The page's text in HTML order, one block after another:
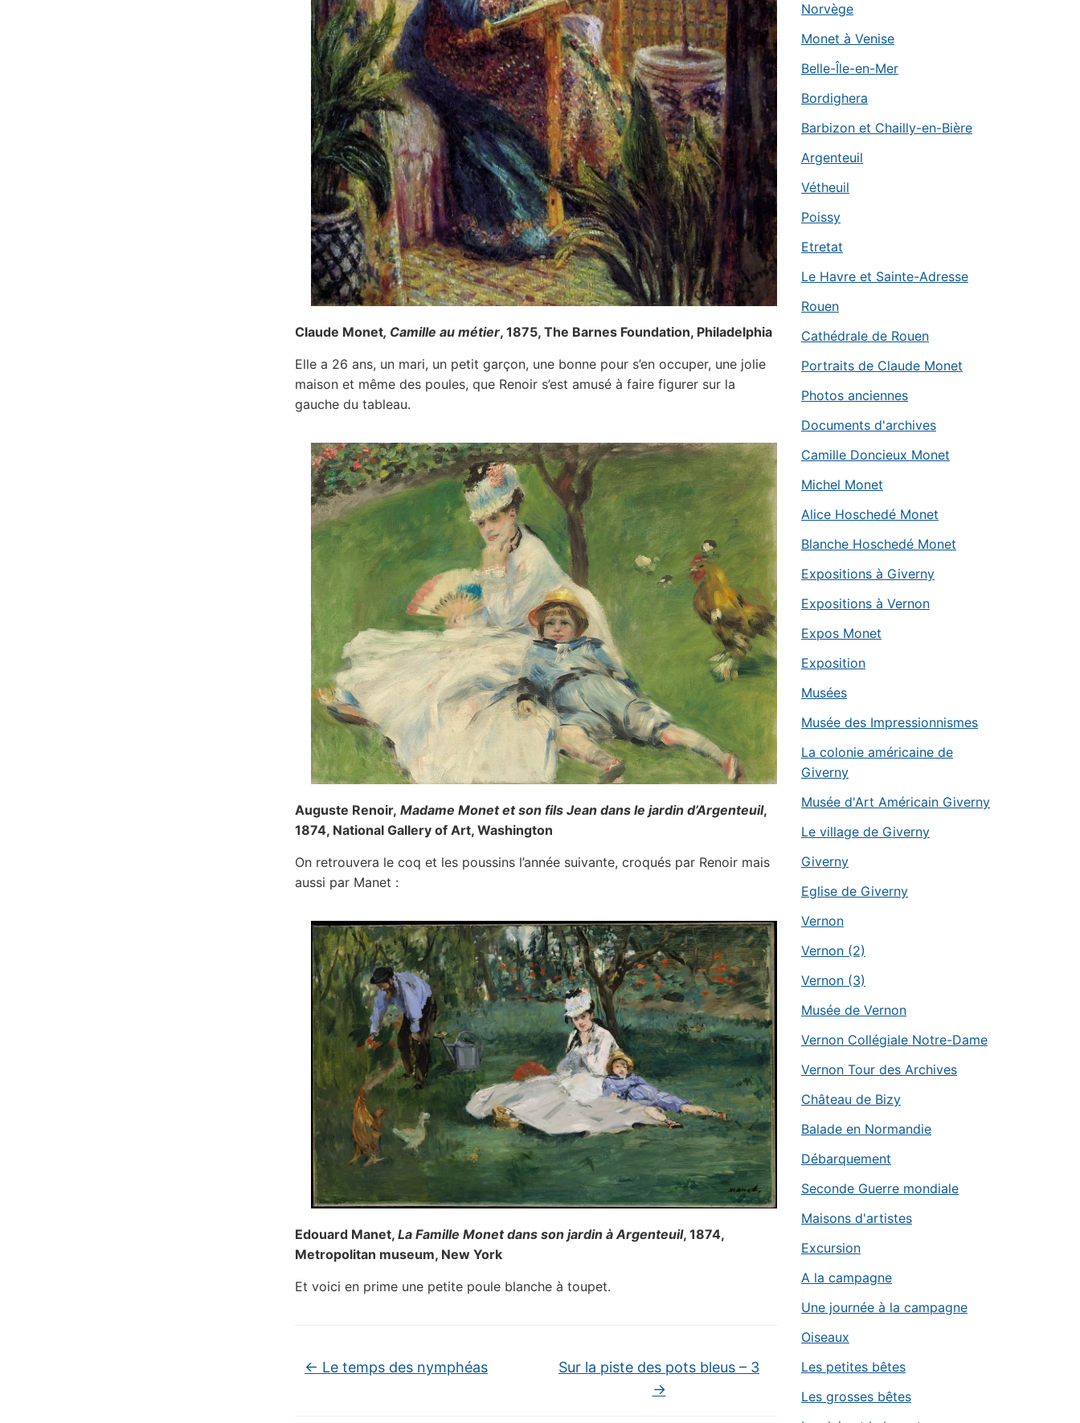
Claude Monet, Camille au métier, 1875, The Barnes Foundation, Philadelphia
Elle a 26 ans, un mari, un petit garçon, une bonne pour s’en occuper, une jolie
maison et même des poules, que Renoir s’est amusé à faire figurer sur la
gauche du tableau.
Auguste Renoir, Madame Monet et son fils Jean dans le jardin d’Argenteuil,
1874, National Gallery of Art, Washington
On retrouvera le coq et les poussins l’année suivante, croqués par Renoir mais
aussi par Manet :
Edouard Manet, La Famille Monet dans son jardin à Argenteuil, 1874,
Metropolitan museum, New York
Et voici en prime une petite poule blanche à toupet.
← Le temps des nymphéas
Sur la piste des pots bleus – 3
→
Norvège
Monet à Venise
Belle-Île-en-Mer
Bordighera
Barbizon et Chailly-en-Bière
Argenteuil
Vétheuil
Poissy
Etretat
Le Havre et Sainte-Adresse
Rouen
Cathédrale de Rouen
Portraits de Claude Monet
Photos anciennes
Documents d'archives
Camille Doncieux Monet
Michel Monet
Alice Hoschedé Monet
Blanche Hoschedé Monet
Expositions à Giverny
Expositions à Vernon
Expos Monet
Exposition
Musées
Musée des Impressionnismes
La colonie américaine de
Giverny
Musée d'Art Américain Giverny
Le village de Giverny
Giverny
Eglise de Giverny
Vernon
Vernon (2)
Vernon (3)
Musée de Vernon
Vernon Collégiale Notre-Dame
Vernon Tour des Archives
Château de Bizy
Balade en Normandie
Débarquement
Seconde Guerre mondiale
Maisons d'artistes
Excursion
A la campagne
Une journée à la campagne
Oiseaux
Les petites bêtes
Les grosses bêtes